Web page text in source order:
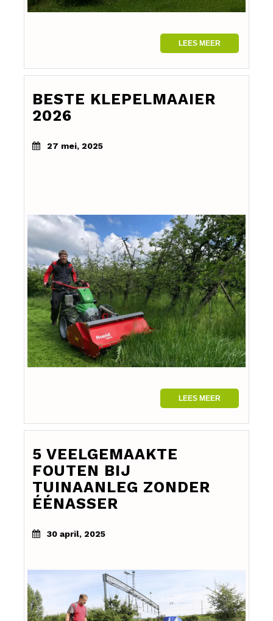
LEES MEER
BESTE KLEPELMAAIER
2026
27 mei, 2025
LEES MEER
5 VEELGEMAAKTE
FOUTEN BIJ
TUINAANLEG ZONDER
ÉÉNASSER
30 april, 2025